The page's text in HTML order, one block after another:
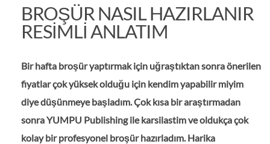
BROŞÜR NASIL HAZIRLANIR
RESIMLI ANLATIM
Bir hafta broşür yaptırmak için uğraştıktan sonra önerilen
fiyatlar çok yüksek olduğu için kendim yapabilir miyim
diye düşünmeye başladım. Çok kısa bir araştırmadan
sonra YUMPU Publishing ile karsilastim ve oldukça çok
kolay bir profesyonel broşür hazırladım. Harika